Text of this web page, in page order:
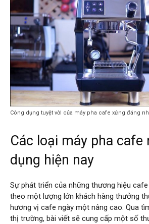
Công dụng tuyệt vời của máy pha cafe xứng đáng
Các loại máy pha cafe
dụng hiện nay
Sự phát triển của những thương hiệu
theo một lượng lớn khách hàng thưởng
hương vị cafe ngày một nâng cao. Qua
thị trường, bài viết sẽ cung cấp một số